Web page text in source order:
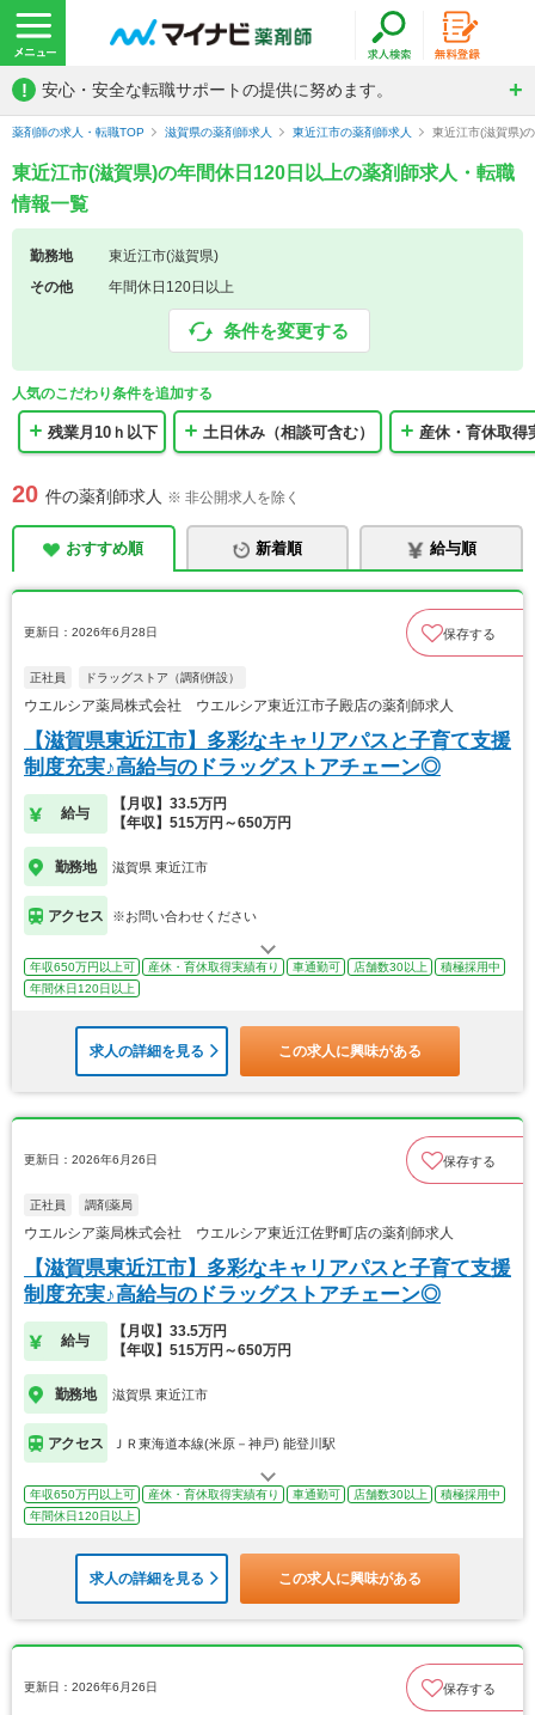
! 安心・安全な転職サポートの提供に努めます。
薬剤師の求人・転職TOP 滋賀県の薬剤師求人 東近江市の薬剤師求人 東近江市(滋賀県)
東近江市(滋賀県)の年間休日120日以上の薬剤師求人・転職
情報一覧
勤務地
東近江市(滋賀県)
その他
年間休日120日以上
条件を変更する
人気のこだわり条件を追加する
残業月10ｈ以下 土日休み（相談可含む） 産休・育休取得
20 件の薬剤師求人 ※ 非公開求人を除く
おすすめ順 新着順 給与順
更新日：2026年6月28日 保存する
正社員 ドラッグストア（調剤併設）
ウエルシア薬局株式会社 ウエルシア東近江市子殿店の薬剤師求人
【滋賀県東近江市】多彩なキャリアパスと子育て支援
制度充実♪高給与のドラッグストアチェーン◎
給与
【月収】33.5万円
【年収】515万円～650万円
勤務地 滋賀県 東近江市
アクセス ※お問い合わせください
年収650万円以上可 産休・育休取得実績有り 車通勤可 店舗数30以上
積極採用中
年間休日120日以上
求人の詳細を見る この求人に興味がある
更新日：2026年6月26日 保存する
正社員 調剤薬局
ウエルシア薬局株式会社 ウエルシア東近江佐野町店の薬剤師求人
【滋賀県東近江市】多彩なキャリアパスと子育て支援
制度充実♪高給与のドラッグストアチェーン◎
給与
【月収】33.5万円
【年収】515万円～650万円
勤務地 滋賀県 東近江市
アクセス ＪＲ東海道本線(米原－神戸) 能登川駅
年収650万円以上可 産休・育休取得実績有り 車通勤可 店舗数30以上
積極採用中
年間休日120日以上
求人の詳細を見る この求人に興味がある
更新日：2026年6月26日 保存する